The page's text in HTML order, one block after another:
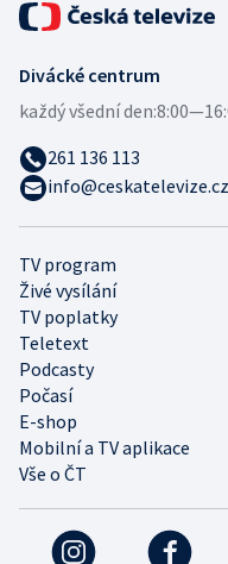
TV program
Živé vysílání
TV poplatky
Teletext
Podcasty
Počasí
E-shop
Mobilní a TV aplikace
Vše o ČT
Divácké centrum
každý všední den:
261 136 113
info@ceskatelevize.cz